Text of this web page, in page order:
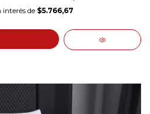
interés de $5.766,67